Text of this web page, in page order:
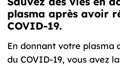
plasma après avoir
COVID-19.
En donnant votre plasma
du COVID-19, vous avez